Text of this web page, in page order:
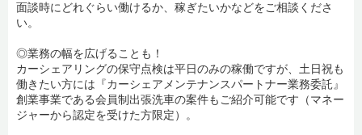
面談時にどれぐらい働けるか、稼ぎたいかなどをご相談くださ
い。
◎業務の幅を広げることも！
カーシェアリングの保守点検は平日のみの稼働ですが、土日祝も
働きたい方には『カーシェアメンテナンスパートナー業務委託』
創業事業である会員制出張洗車の案件もご紹介可能です（マネー
ジャーから認定を受けた方限定）。